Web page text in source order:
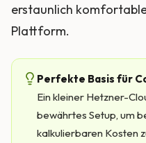
erstaunlich
Plattform.
Perfekte Basis für
Ein kleiner Hetzner-
bewährtes Setup, um
kalkulierbaren Kosten